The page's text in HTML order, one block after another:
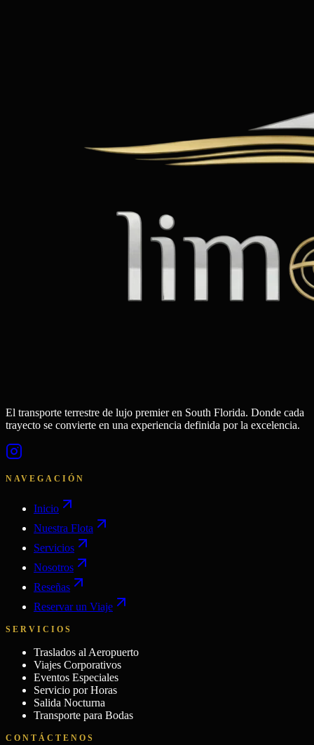
El transporte terrestre de lujo premier en South Florida. Donde cada
trayecto se convierte en una experiencia definida por la excelencia.
NAVEGACIÓN
Inicio
Nuestra Flota
Servicios
Nosotros
Reseñas
Reservar un Viaje
SERVICIOS
Traslados al Aeropuerto
Viajes Corporativos
Eventos Especiales
Servicio por Horas
Salida Nocturna
Transporte para Bodas
CONTÁCTENOS